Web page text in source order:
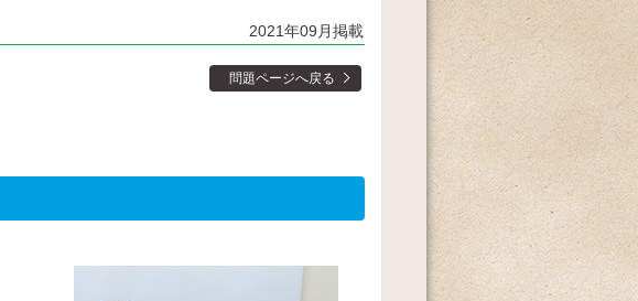
2021年09月掲載
問題ページへ戻る